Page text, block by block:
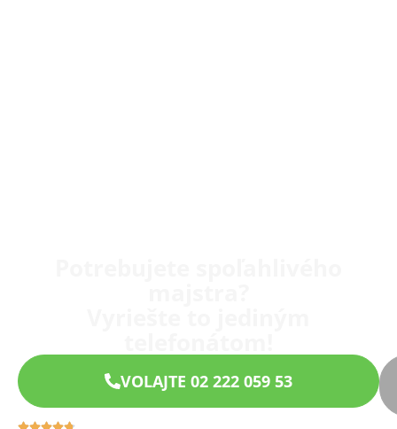
VOLAJTE 02 222 059 53